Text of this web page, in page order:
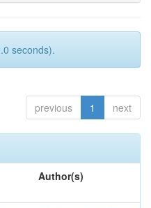
seconds).
previous 1 next
Author(s)